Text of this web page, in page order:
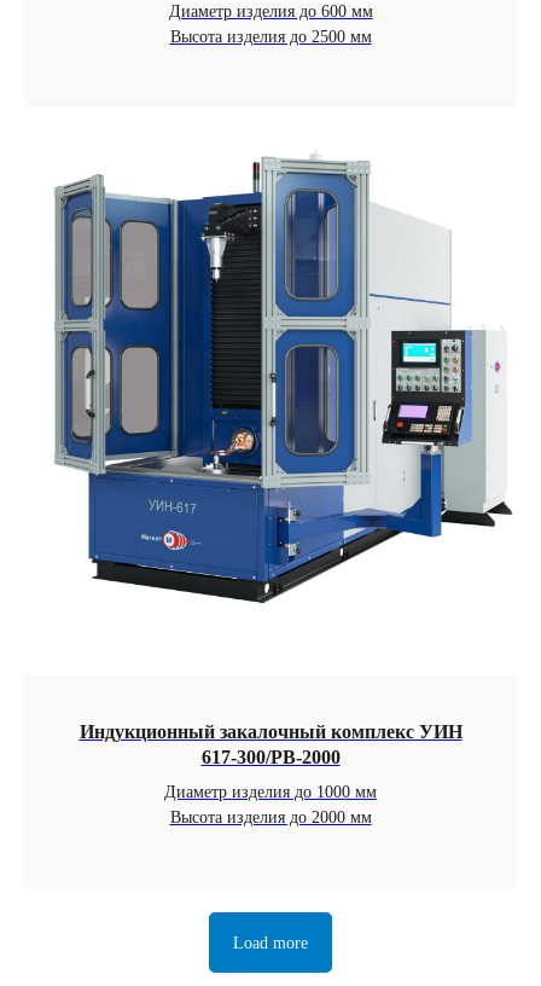
Диаметр изделия до 600 мм
Высота изделия до 2500 мм
Индукционный закалочный комплекс УИН
617-300/РВ-2000
Диаметр изделия до 1000 мм
Высота изделия до 2000 мм
Load more